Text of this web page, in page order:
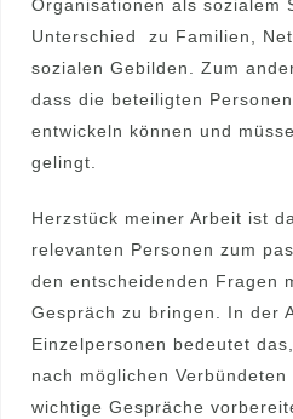
Organisationen als sozialem
Unterschied zu Familien,
sozialen Gebilden. Zum
dass die beteiligten
entwickeln können und
gelingt.
Herzstück meiner Arbeit ist
relevanten Personen zum
den entscheidenden Fragen
Gespräch zu bringen. In der
Einzelpersonen bedeutet
nach möglichen
wichtige Gespräche